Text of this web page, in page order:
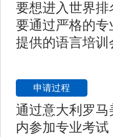
要想进入世界
要通过严格的
提供的语言培
申请过程
通过意大利罗
内参加专业考